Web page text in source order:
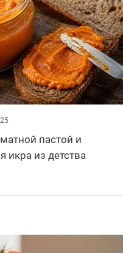
пастой и
икра из детства